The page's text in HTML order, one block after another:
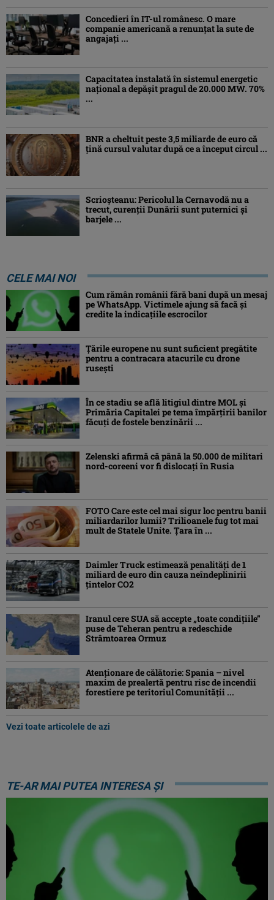
Concedieri în IT-ul românesc. O mare
companie americană a renunțat la sute de
angajați ...
Capacitatea instalată în sistemul energetic
național a depășit pragul de 20.000 MW. 70%
...
BNR a cheltuit peste 3,5 miliarde de euro că
țină cursul valutar după ce a început circul ...
Scrioșteanu: Pericolul la Cernavodă nu a
trecut, curenţii Dunării sunt puternici şi
barjele ...
CELE MAI NOI
Cum rămân românii fără bani după un mesaj
pe WhatsApp. Victimele ajung să facă și
credite la indicațiile escrocilor
Ţările europene nu sunt suficient pregătite
pentru a contracara atacurile cu drone
ruseşti
În ce stadiu se află litigiul dintre MOL și
Primăria Capitalei pe tema împărțirii banilor
făcuți de fostele benzinării ...
Zelenski afirmă că până la 50.000 de militari
nord-coreeni vor fi dislocaţi în Rusia
FOTO Care este cel mai sigur loc pentru banii
miliardarilor lumii? Trilioanele fug tot mai
mult de Statele Unite. Țara în ...
Daimler Truck estimează penalități de 1
miliard de euro din cauza neîndeplinirii
țintelor CO2
Iranul cere SUA să accepte „toate condiţiile”
puse de Teheran pentru a redeschide
Strâmtoarea Ormuz
Atenţionare de călătorie: Spania – nivel
maxim de prealertă pentru risc de incendii
forestiere pe teritoriul Comunităţii ...
Vezi toate articolele de azi
TE-AR MAI PUTEA INTERESA ȘI